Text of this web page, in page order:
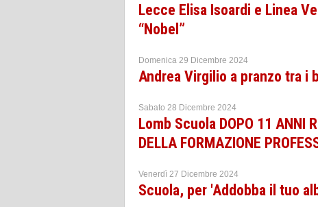
Lecce Elisa Isoardi e Linea
“Nobel”
Domenica 29 Dicembre 2024
Andrea Virgilio a pranzo tra i
Sabato 28 Dicembre 2024
Lomb Scuola DOPO 11 ANNI
DELLA FORMAZIONE
Venerdì 27 Dicembre 2024
Scuola, per 'Addobba il tuo